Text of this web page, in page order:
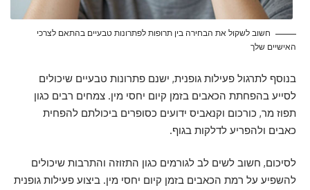
חשוב לשקול את הבחירה בין תרופות לפתרונות טבעיים בהתאם לצרכי
האישיים שלך
בנוסף לתרגול פעילות גופנית, ישנם פתרונות טבעיים שיכולים
לסייע בהפחתת הכאבים בזמן קיום יחסי מין. צמחים רבים כגון
תפוז מר, כורכום וקנאביס ידועים כסופרים ביכולתם להפחית
כאבים ולהפריע לדלקות בגוף.
לסיכום, חשוב לשים לב לגורמים כגון התזוזה והתרבות שיכולים
להשפיע על רמת הכאבים בזמן קיום יחסי מין. ביצוע פעילות גופנית